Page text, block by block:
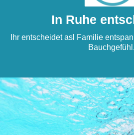
In Ruhe
Ihr entscheidet asl Familie
Bauchgefühl.